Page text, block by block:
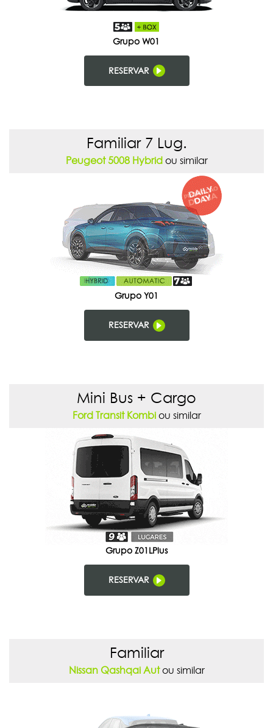
Grupo W01
RESERVAR
Familiar 7 Lug.
Peugeot 5008 Hybridou similar
Grupo Y01
RESERVAR
Mini Bus + Cargo
Ford Transit Kombiou similar
Grupo Z01LPlus
RESERVAR
Familiar
Nissan Qashqai Autou similar